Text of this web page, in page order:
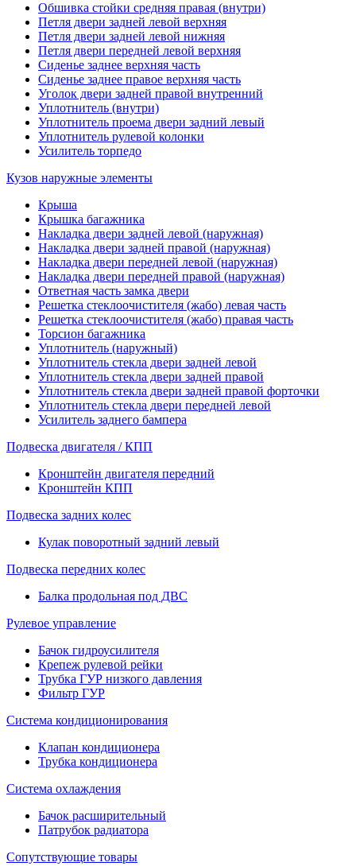
Обшивка стойки средняя правая (внутри)
Петля двери задней левой верхняя
Петля двери задней левой нижняя
Петля двери передней левой верхняя
Сиденье заднее верхняя часть
Сиденье заднее правое верхняя часть
Уголок двери задней правой внутренний
Уплотнитель (внутри)
Уплотнитель проема двери задний левый
Уплотнитель рулевой колонки
Усилитель торпедо
Кузов наружные элементы
Крыша
Крышка багажника
Накладка двери задней левой (наружная)
Накладка двери задней правой (наружная)
Накладка двери передней левой (наружная)
Накладка двери передней правой (наружная)
Ответная часть замка двери
Решетка стеклоочистителя (жабо) левая часть
Решетка стеклоочистителя (жабо) правая часть
Торсион багажника
Уплотнитель (наружный)
Уплотнитель стекла двери задней левой
Уплотнитель стекла двери задней правой
Уплотнитель стекла двери задней правой форточки
Уплотнитель стекла двери передней левой
Усилитель заднего бампера
Подвеска двигателя / КПП
Кронштейн двигателя передний
Кронштейн КПП
Подвеска задних колес
Кулак поворотный задний левый
Подвеска передних колес
Балка продольная под ДВС
Рулевое управление
Бачок гидроусилителя
Крепеж рулевой рейки
Трубка ГУР низкого давления
Фильтр ГУР
Система кондиционирования
Клапан кондиционера
Трубка кондиционера
Система охлаждения
Бачок расширительный
Патрубок радиатора
Сопутствующие товары